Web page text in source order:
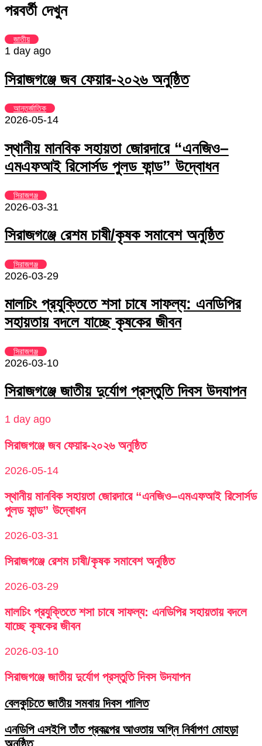
Email
via
Email
পরবর্তী দেখুন
জাতীয়
1 day ago
সিরাজগঞ্জে জব ফেয়ার-২০২৬ অনুষ্ঠিত
আন্তর্জাতিক
2026-05-14
স্থানীয় মানবিক সহায়তা জোরদারে “এনজিও–
এমএফআই রিসোর্সড পুলড ফান্ড” উদ্বোধন
সিরাজগঞ্জ
2026-03-31
সিরাজগঞ্জে রেশম চাষী/কৃষক সমাবেশ অনুষ্ঠিত
সিরাজগঞ্জ
2026-03-29
মালচিং প্রযুক্তিতে শসা চাষে সাফল্য: এনডিপির
সহায়তায় বদলে যাচ্ছে কৃষকের জীবন
সিরাজগঞ্জ
2026-03-10
সিরাজগঞ্জে জাতীয় দুর্যোগ প্রস্তুতি দিবস উদযাপন
1 day ago
সিরাজগঞ্জে জব ফেয়ার-২০২৬ অনুষ্ঠিত
2026-05-14
স্থানীয় মানবিক সহায়তা জোরদারে “এনজিও–এমএফআই রিসোর্সড
পুলড ফান্ড” উদ্বোধন
2026-03-31
সিরাজগঞ্জে রেশম চাষী/কৃষক সমাবেশ অনুষ্ঠিত
2026-03-29
মালচিং প্রযুক্তিতে শসা চাষে সাফল্য: এনডিপির সহায়তায় বদলে
যাচ্ছে কৃষকের জীবন
2026-03-10
সিরাজগঞ্জে জাতীয় দুর্যোগ প্রস্তুতি দিবস উদযাপন
বেলকুচিতে জাতীয় সমবায় দিবস পালিত
এনডিপি এসইপি তাঁত প্রকল্পের আওতায় অগ্নি নির্বাপণ মোহড়া